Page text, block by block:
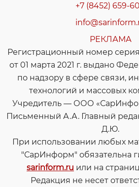
+7 (8452) 659-
РЕКЛАМА
Регистрационный номер
от 01 марта 2021 г. выдано
по надзору в сфере связи,
технологий и массовых
Учредитель — ООО
Письменный А.А. Главный
Д.Ю.
При использовании любых
"СарИнформ" обязательна
sarinform.ru или на
Редакция не несет